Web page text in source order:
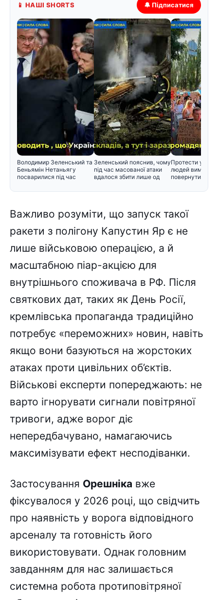
📱 НАШІ SHORTS 🔔 Підписатися
Володимир Зеленський та
Беньямін Нетаньягу
посварилися під час
Зеленський пояснив, чому
під час масованої атаки
вдалося збити лише од
Протести у
людей
повернути
Важливо розуміти, що запуск такої
ракети з полігону Капустин Яр є не
лише військовою операцією, а й
масштабною піар-акцією для
внутрішнього споживача в РФ. Після
святкових дат, таких як День Росії,
кремлівська пропаганда традиційно
потребує «переможних» новин, навіть
якщо вони базуються на жорстоких
атаках проти цивільних об’єктів.
Військові експерти попереджають: не
варто ігнорувати сигнали повітряної
тривоги, адже ворог діє
непередбачувано, намагаючись
максимізувати ефект несподіванки.
Застосування Орешніка вже
фіксувалося у 2026 році, що свідчить
про наявність у ворога відповідного
арсеналу та готовність його
використовувати. Однак головним
завданням для нас залишається
системна робота протиповітряної